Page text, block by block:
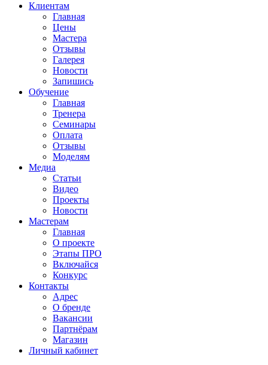
Клиентам
Главная
Цены
Мастера
Отзывы
Галерея
Новости
Запишись
Обучение
Главная
Тренера
Семинары
Оплата
Отзывы
Моделям
Медиа
Статьи
Видео
Проекты
Новости
Мастерам
Главная
О проекте
Этапы ПРО
Включайся
Конкурс
Контакты
Адрес
О бренде
Вакансии
Партнёрам
Магазин
Личный кабинет